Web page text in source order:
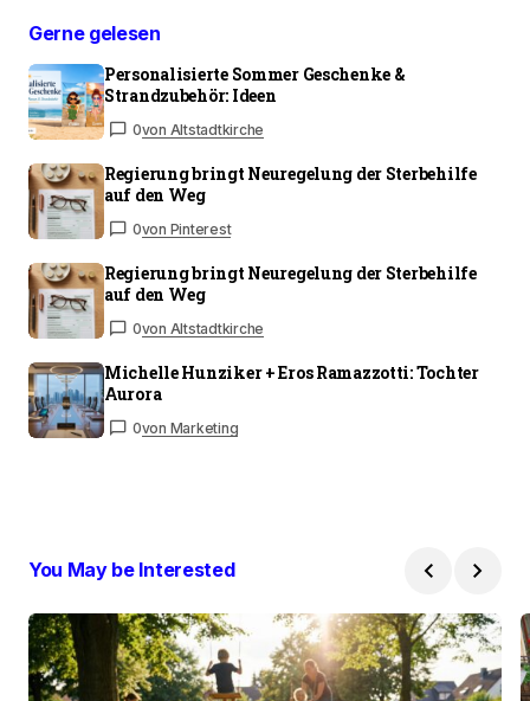
Gerne gelesen
Personalisierte Sommer Geschenke &
Strandzubehör: Ideen
0von Altstadtkirche
Regierung bringt Neuregelung der Sterbehilfe
auf den Weg
0von Pinterest
Regierung bringt Neuregelung der Sterbehilfe
auf den Weg
0von Altstadtkirche
Michelle Hunziker + Eros Ramazzotti: Tochter
Aurora
0von Marketing
You May be Interested